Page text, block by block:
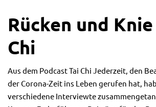
Rücken und
Chi
Aus dem Podcast Tai Chi Jederzeit, den
der Corona-Zeit ins Leben gerufen hat,
verschiedene Interviewte